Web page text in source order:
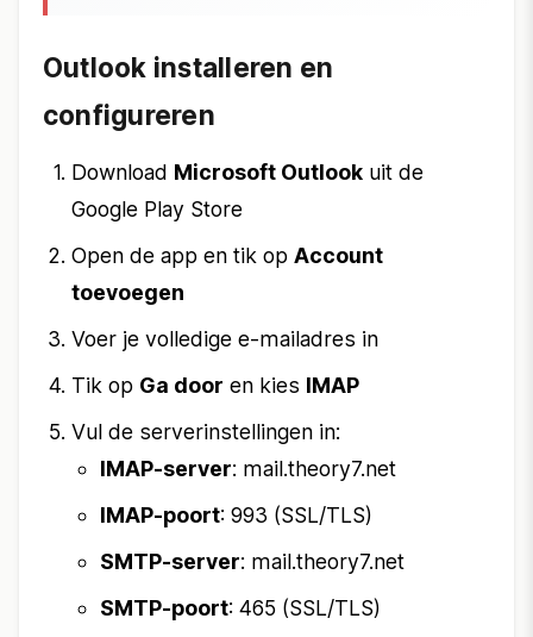
Outlook installeren en
configureren
Download Microsoft Outlook uit de
Google Play Store
Open de app en tik op Account
toevoegen
Voer je volledige e-mailadres in
Tik op Ga door en kies IMAP
Vul de serverinstellingen in:
IMAP-server: mail.theory7.net
IMAP-poort: 993 (SSL/TLS)
SMTP-server: mail.theory7.net
SMTP-poort: 465 (SSL/TLS)